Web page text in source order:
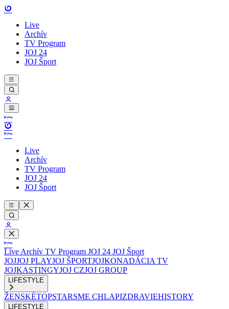
Live
Archív
TV Program
JOJ 24
JOJ Šport
Live
Archív
TV Program
JOJ 24
JOJ Šport
Live Archív TV Program JOJ 24 JOJ Šport
JOJJOJ PLAYJOJ ŠPORTJOJKONADÁCIA TV
JOJKASTINGYJOJ CZJOJ GROUP
LIFESTYLE
ŽENSKÉTOPSTARSME CHLAPIZDRAVIEHISTORY
LIFESTYLE